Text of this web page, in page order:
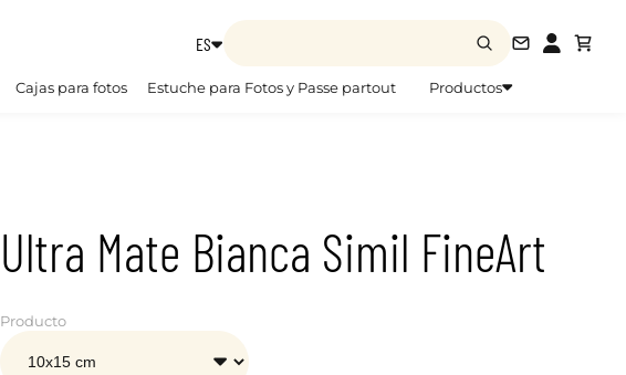
ES
Cajas para fotos Estuche para Fotos y Passe partout Productos
Ultra Mate Bianca Simil FineArt
Producto